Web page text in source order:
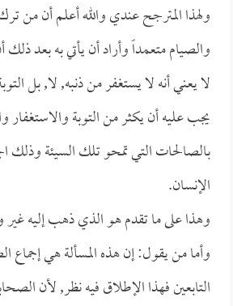
ولهذا المترجح عندي والله أعلم أن من
والصيام متعمداً وأراد أن يأتي به بعد
لا يعني أنه لا يستغفر من ذنبه, لا, بل
يجب عليه أن يكثر من التوبة والاستغفار
بالصالحات التي تمحو تلك السيئة وذلك
الإنسان.
وهذا على ما تقدم هو الذي ذهب إليه
وأما من يقول: إن هذه المسألة هي إجماع
التابعين فهذا الإطلاق فيه نظر, لأن